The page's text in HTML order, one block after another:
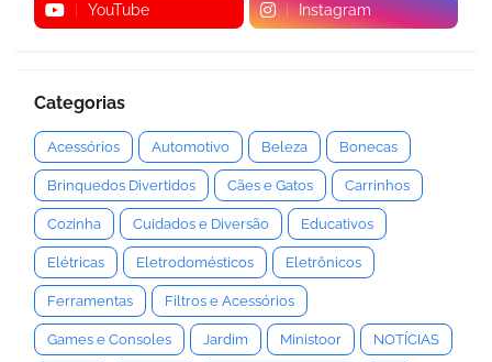
YouTube Instagram
Categorias
Acessórios Automotivo Beleza Bonecas
Brinquedos Divertidos Cães e Gatos Carrinhos
Cozinha Cuidados e Diversão Educativos
Elétricas Eletrodomésticos Eletrônicos
Ferramentas Filtros e Acessórios
Games e Consoles Jardim Ministoor NOTÍCIAS